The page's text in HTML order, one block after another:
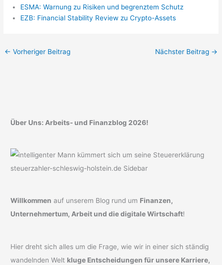
ESMA: Warnung zu Risiken und begrenztem Schutz
EZB: Financial Stability Review zu Crypto-Assets
← Vorheriger Beitrag Nächster Beitrag →
Über Uns: Arbeits- und Finanzblog 2026!
Willkommen auf unserem Blog rund um Finanzen,
Unternehmertum, Arbeit und die digitale Wirtschaft!
Hier dreht sich alles um die Frage, wie wir in einer sich ständig
wandelnden Welt kluge Entscheidungen für unsere Karriere,